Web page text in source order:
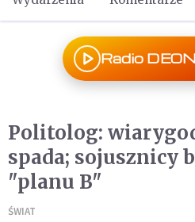
Radio
Politolog:
spada; sojusznicy
"planu B"
ŚWIAT